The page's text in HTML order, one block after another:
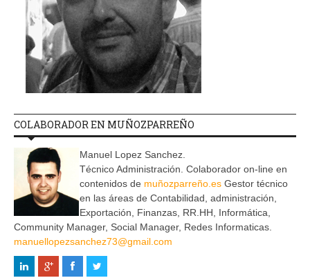
COLABORADOR EN MUÑOZPARREÑO
Manuel Lopez Sanchez.
Técnico Administración. Colaborador on-line en
contenidos de muñozparreño.es Gestor técnico
en las áreas de Contabilidad, administración,
Exportación, Finanzas, RR.HH, Informática,
Community Manager, Social Manager, Redes Informaticas.
manuellopezsanchez73@gmail.com